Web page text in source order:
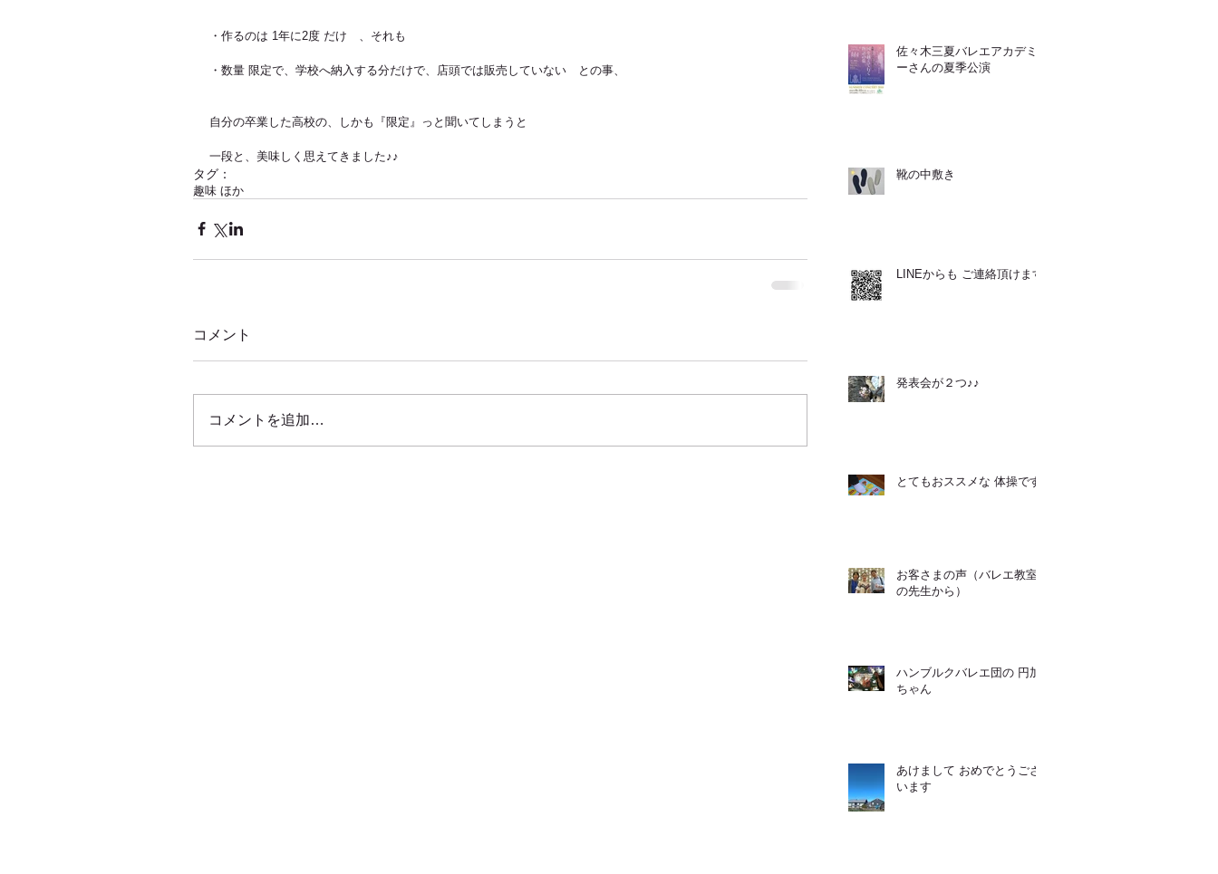
・作るのは 1年に2度 だけ　、それも
・数量 限定で、学校へ納入する分だけで、店頭では販売していない　との事、
自分の卒業した高校の、しかも『限定』っと聞いてしまうと
一段と、美味しく思えてきました♪♪
タグ：
趣味 ほか
コメント
コメントを追加…
佐々木三夏バレエアカデミ
ーさんの夏季公演
靴の中敷き
LINEからも ご連絡頂けます
発表会が２つ♪♪
とてもおススメな 体操です
お客さまの声（バレエ教室
の先生から）
ハンブルクバレエ団の 円加
ちゃん
あけまして おめでとうござ
います